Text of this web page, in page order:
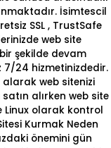
İsimtescil
SSL , TrustSafe
web site
şekilde devam
7/24 hizmetinizdedir.
alarak web sitenizi
alırken web site
Linux olarak kontrol
Kurmak Neden
önemini gün